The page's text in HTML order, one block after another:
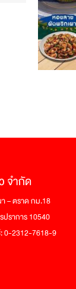
จำกัด
– ตราด กม.18
ราการ 10540
0-2312-7618-9